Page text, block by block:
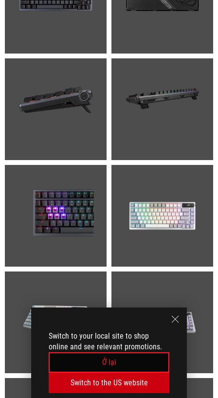
Switch to your local site to shop
online and see relevant promotions.
Ở lại
Switch to the US website